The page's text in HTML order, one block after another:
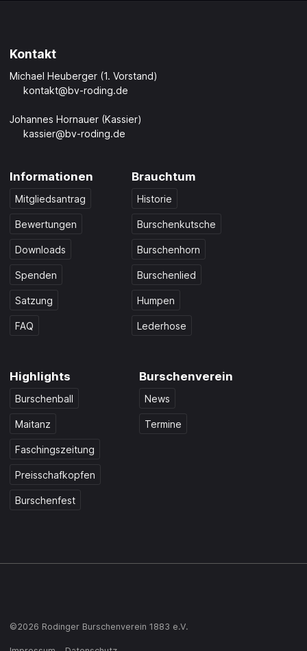
Kontakt
Michael Heuberger (1. Vorstand)
kontakt@bv-roding.de
Johannes Hornauer (Kassier)
kassier@bv-roding.de
Informationen
Mitgliedsantrag
Bewertungen
Downloads
Spenden
Satzung
FAQ
Brauchtum
Historie
Burschenkutsche
Burschenhorn
Burschenlied
Humpen
Lederhose
Highlights
Burschenball
Maitanz
Faschingszeitung
Preisschafkopfen
Burschenfest
Burschenverein
News
Termine
©2026 Rodinger Burschenverein 1883 e.V.